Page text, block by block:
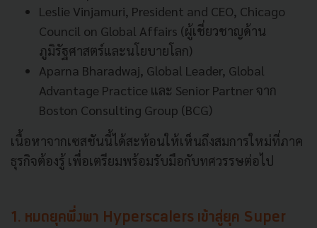
Leslie Vinjamuri, President and CEO, Chicago
Council on Global Affairs (ผู้เชี่ยวชาญด้าน
ภูมิรัฐศาสตร์และนโยบายโลก)
Aparna Bharadwaj, Global Leader, Global
Advantage Practice และ Senior Partner จาก
Boston Consulting Group (BCG)
เนื้อหาจากเซสชันนี้ได้สะท้อนให้เห็นถึงสมการใหม่ที่ภาค
ธุรกิจต้องรู้ เพื่อเตรียมพร้อมรับมือกับทศวรรษต่อไป
1. หมดยุคพึ่งพา Hyperscalers เข้าสู่ยุค Super